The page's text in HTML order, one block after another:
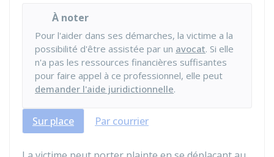
À noter
Pour l'aider dans ses démarches, la victime a la
possibilité d'être assistée par un avocat. Si elle
n'a pas les ressources financières suffisantes
pour faire appel à ce professionnel, elle peut
demander l'aide juridictionnelle.
Sur place Par courrier